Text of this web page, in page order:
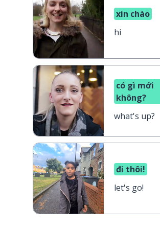
xin chào
hi
có gì mới
không?
what's up?
đi thôi!
let's go!